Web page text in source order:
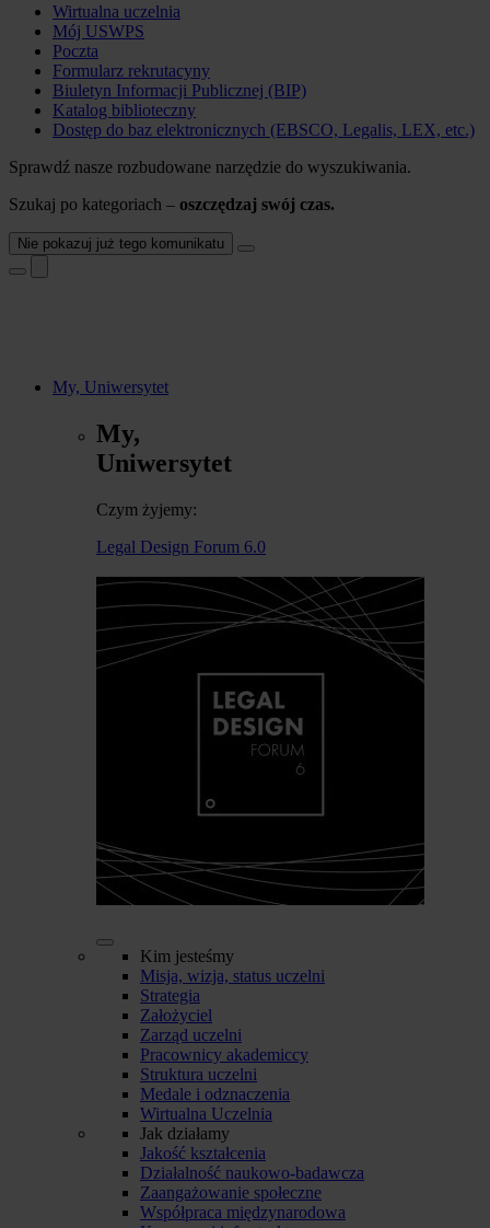
Wirtualna uczelnia
Mój USWPS
Poczta
Formularz rekrutacyny
Biuletyn Informacji Publicznej (BIP)
Katalog biblioteczny
Dostęp do baz elektronicznych (EBSCO, Legalis, LEX, etc.)
Sprawdź nasze rozbudowane narzędzie do wyszukiwania.
Szukaj po kategoriach – oszczędzaj swój czas.
Nie pokazuj już tego komunikatu
My, Uniwersytet
My,
Uniwersytet
Czym żyjemy:
Legal Design Forum 6.0
Kim jesteśmy
Misja, wizja, status uczelni
Strategia
Założyciel
Zarząd uczelni
Pracownicy akademiccy
Struktura uczelni
Medale i odznaczenia
Wirtualna Uczelnia
Jak działamy
Jakość kształcenia
Działalność naukowo-badawcza
Zaangażowanie społeczne
Współpraca międzynarodowa